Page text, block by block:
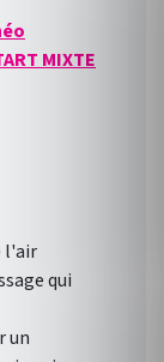
MIXTE
l'air
qui
un